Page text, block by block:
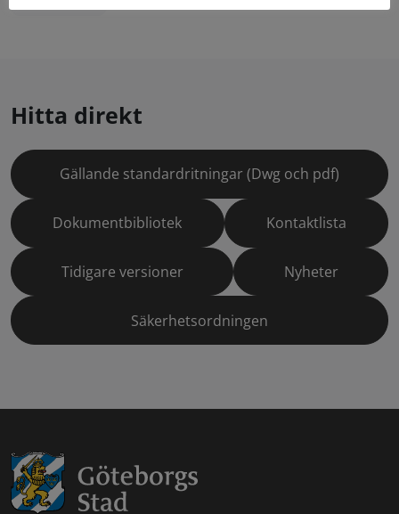
Hitta direkt
Gällande standardritningar (Dwg och pdf)
Dokumentbibliotek Kontaktlista
Tidigare versioner Nyheter
Säkerhetsordningen